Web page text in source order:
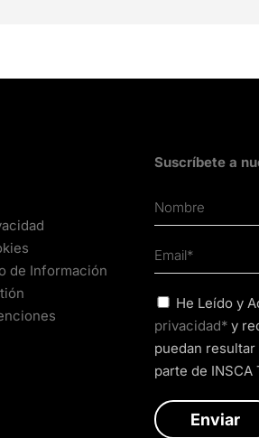
de Información
Suscríbete a
He Leído y
privacidad* y
puedan
parte de INSCA